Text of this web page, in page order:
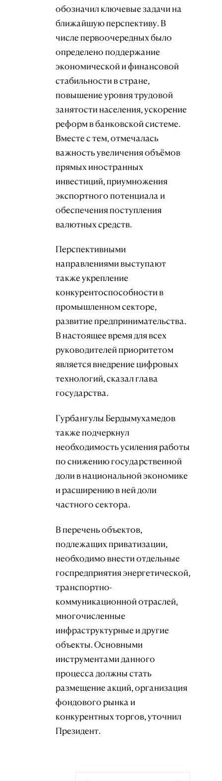
обозначил ключевые задачи на
ближайшую перспективу. В
числе первоочередных было
определено поддержание
экономической и финансовой
стабильности в стране,
повышение уровня трудовой
занятости населения, ускорение
реформ в банковской системе.
Вместе с тем, отмечалась
важность увеличения объёмов
прямых иностранных
инвестиций, приумножения
экспортного потенциала и
обеспечения поступления
валютных средств.
Перспективными
направлениями выступают
также укрепление
конкурентоспособности в
промышленном секторе,
развитие предпринимательства.
В настоящее время для всех
руководителей приоритетом
является внедрение цифровых
технологий, сказал глава
государства.
Гурбангулы Бердымухамедов
также подчеркнул
необходимость усиления работы
по снижению государственной
доли в национальной экономике
и расширению в ней доли
частного сектора.
В перечень объектов,
подлежащих приватизации,
необходимо внести отдельные
госпредприятия энергетической,
транспортно-
коммуникационной отраслей,
многочисленные
инфраструктурные и другие
объекты. Основными
инструментами данного
процесса должны стать
размещение акций, организация
фондового рынка и
конкурентных торгов, уточнил
Президент.